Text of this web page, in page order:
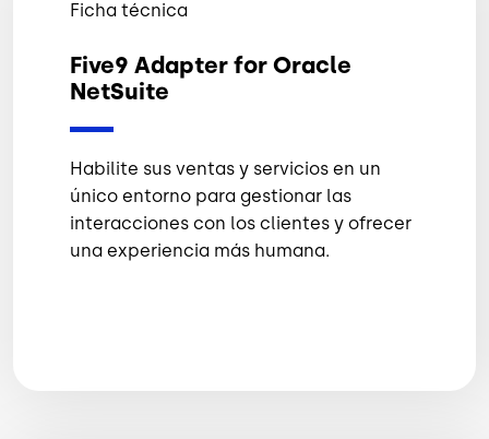
Ficha técnica
Five9 Adapter for Oracle
NetSuite
Habilite sus ventas y servicios en un
único entorno para gestionar las
interacciones con los clientes y ofrecer
una experiencia más humana.